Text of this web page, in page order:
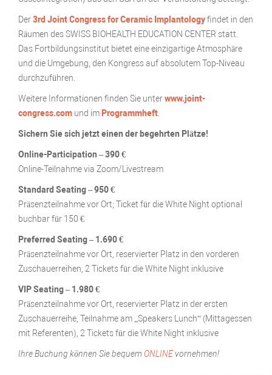
Der3rd Joint Congress for Ceramic Implantologyfindet in den
Räumen des SWISS BIOHEALTH EDUCATION CENTER statt.
Das Fortbildungsinstitut bietet eine einzigartige Atmosphäre
und die Umgebung, den Kongress auf absolutem Top-Niveau
durchzuführen.
Weitere Informationen finden Sie unterwww.joint-
congress.com und im Programmheft
Sichern Sie sich jetzt einen der begehrten Plätze!
Online-Participation – 390 €
Online-Teilnahme via Zoom/Livestream
Standard Seating – 950 €
Präsenzteilnahme vor Ort; Ticket für die White Night optional
buchbar für 150 €
Preferred Seating – 1.690 €
Präsenzteilnahme vor Ort, reservierter Platz in den vorderen
Zuschauerreihen, 2 Tickets für die White Night inklusive
VIP Seating – 1.980 €
Präsenzteilnahme vor Ort, reservierter Platz in der ersten
Zuschauerreihe, Teilnahme am „Speakers Lunch“ (Mittagessen
mit Referenten), 2 Tickets für die White Night inklusive
Ihre Buchung können Sie bequemONLINEvornehmen!